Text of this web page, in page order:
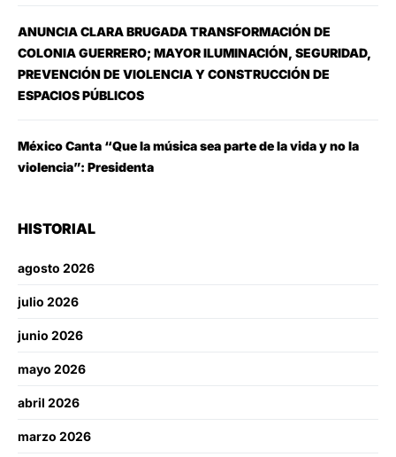
ANUNCIA CLARA BRUGADA TRANSFORMACIÓN DE
COLONIA GUERRERO; MAYOR ILUMINACIÓN, SEGURIDAD,
PREVENCIÓN DE VIOLENCIA Y CONSTRUCCIÓN DE
ESPACIOS PÚBLICOS
México Canta “Que la música sea parte de la vida y no la
violencia”: Presidenta
HISTORIAL
agosto 2026
julio 2026
junio 2026
mayo 2026
abril 2026
marzo 2026